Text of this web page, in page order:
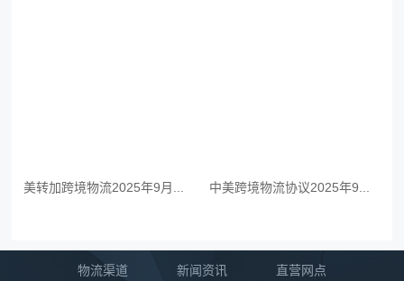
美转加跨境物流2025年9月... 中美跨境物流协议2025年9...
物流渠道 新闻资讯 直营网点